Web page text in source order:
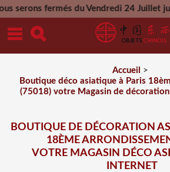
fermés du Vendredi 24 Juillet jusqu'au
Accueil
>
Boutique déco asiatique à Paris
(75018) votre Magasin de
BOUTIQUE DE DÉCORATION
18ÈME
VOTRE MAGASIN DÉCO
INTERNET